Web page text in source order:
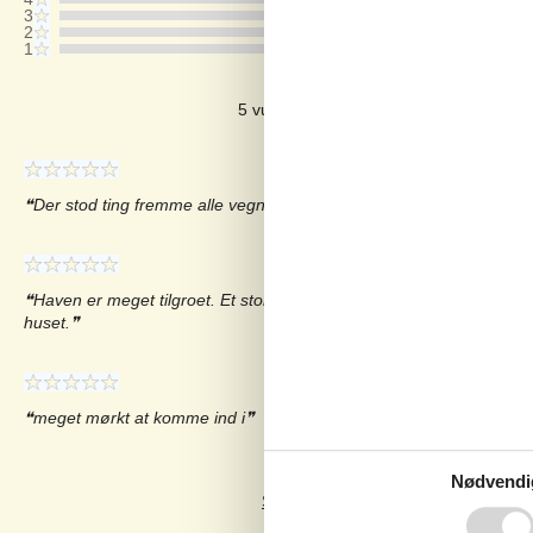
3
2
1
5 vurderinger har kommentarer på
Der stod ting fremme alle vegne, og det var et meget mørkt hus -
Haven er meget tilgroet. Et stort lærketræ skygger meget på
huset.
meget mørkt at komme ind i
Se 3 eksterne anmeldelser i stedet.